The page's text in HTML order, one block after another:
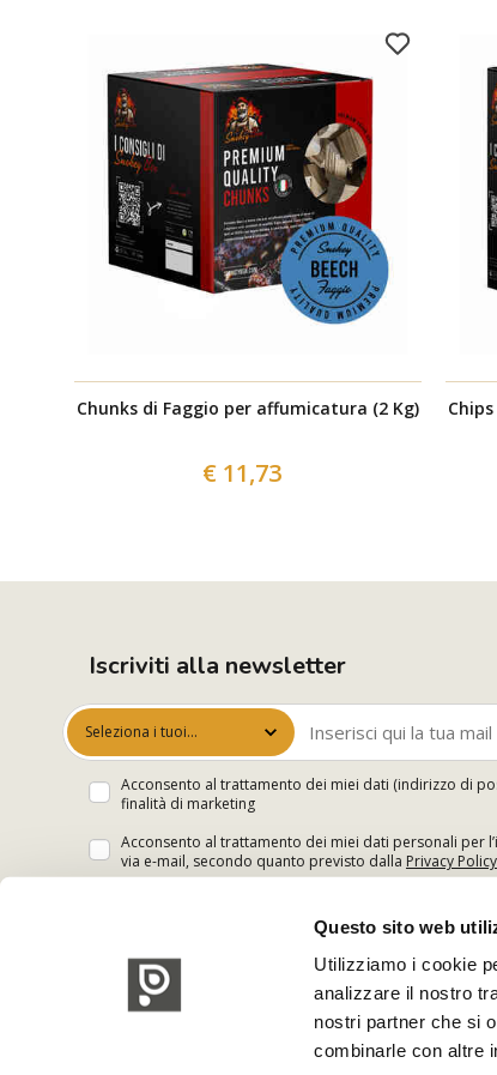
Questo sito web
Utilizziamo i cookie
analizzare il nostro
nostri partner che si
combinarle con altre
Chunks di Faggio per affumicatura (2 Kg)
€ 11,73
Iscriviti alla newsletter
Seleziona i tuoi
interessi
Acconsento al trattamento dei miei dati (indirizzo di
finalità di marketing
Acconsento al trattamento dei miei dati personali per
via e-mail, secondo quanto previsto dalla Privacy Policy